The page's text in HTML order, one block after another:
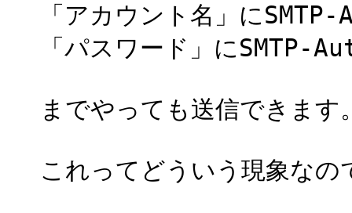
「アカウント名」に
「パスワード」にSMTP-
までやっても送信できます
これってどういう現象なの